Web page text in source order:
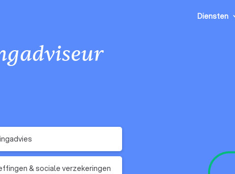
Diensten
& sociale verzekeringen